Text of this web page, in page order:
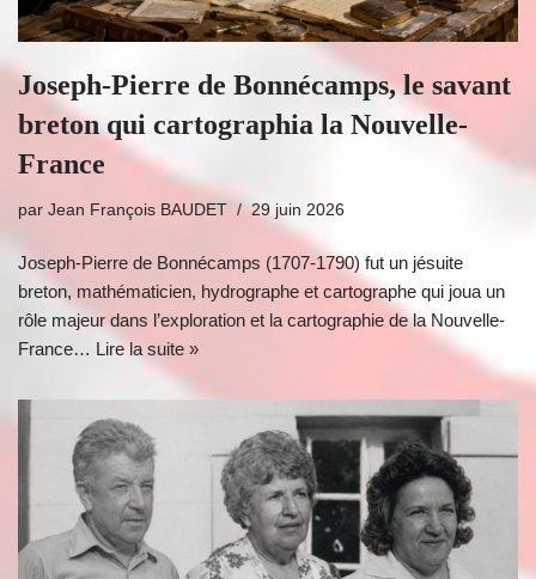
Joseph-Pierre de Bonnécamps, le savant
breton qui cartographia la Nouvelle-
France
par Jean François BAUDET 29 juin 2026
Joseph-Pierre de Bonnécamps (1707-1790) fut un jésuite
breton, mathématicien, hydrographe et cartographe qui joua un
rôle majeur dans l’exploration et la cartographie de la Nouvelle-
France… Lire la suite »